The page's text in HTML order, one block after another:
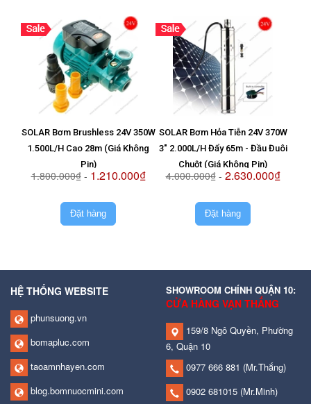
SOLAR Bơm Brushless 24V 350W
1.500L/H Cao 28m (Giá Không
Pin)
1.800.000₫- 1.210.000₫
Đặt hàng
SOLAR Bơm Hỏa Tiễn 24V 370W
3" 2.000L/H Đẩy 65m - Đầu Đuôi
Chuột (Giá Không Pin)
4.000.000₫- 2.630.000₫
Đặt hàng
HỆ THỐNG WEBSITE
phunsuong.vn
bomapluc.com
taoamnhayen.com
blog.bomnuocmini.com
SHOWROOM CHÍNH QUẬN 10:
CỬA HÀNG VẠN THẮNG
159/8 Ngô Quyền, Phường
6, Quận 10
0977 666 881 (Mr.Thắng)
0902 681015 (Mr.Minh)